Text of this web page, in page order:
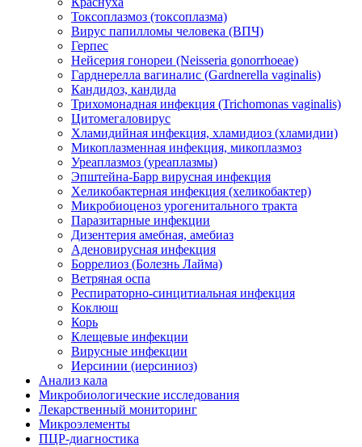
Токсоплазмоз (токсоплазма)
Вирус папилломы человека (ВПЧ)
Герпес
Нейсерия гонореи (Neisseria gonorrhoeae)
Гарднерелла вагиналис (Gardnerella vaginalis)
Кандидоз, кандида
Трихомонадная инфекция (Trichomonas vaginalis)
Цитомегаловирус
Хламидийная инфекция, хламидиоз (хламидии)
Микоплазменная инфекция, микоплазмоз
Уреаплазмоз (уреаплазмы)
Эпштейна-Барр вирусная инфекция
Хеликобактерная инфекция (хеликобактер)
Микробиоценоз урогенитального тракта
Паразитарные инфекции
Дизентерия амебная, амебиаз
Аденовирусная инфекция
Боррелиоз (Болезнь Лайма)
Ветряная оспа
Респираторно-синцитиальная инфекция
Коклюш
Корь
Клещевые инфекции
Вирусные инфекции
Иерсинии (иерсиниоз)
Анализ кала
Микробиологические исследования
Лекарственный мониторинг
Микроэлементы
ПЦР-диагностика